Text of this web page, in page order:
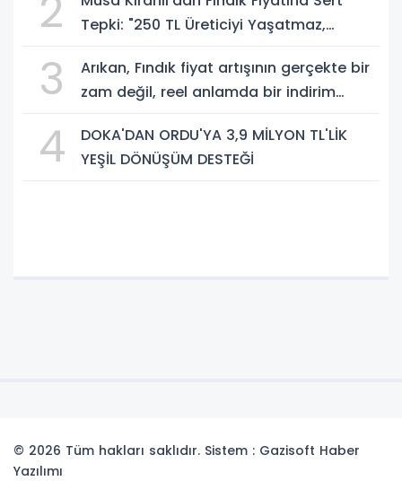
2
Tepki: "250 TL Üreticiyi Yaşatmaz,
3
Arıkan, Fındık fiyat artışının gerçekte bir
zam değil, reel anlamda bir indirim
4
DOKA'DAN ORDU'YA 3,9 MİLYON TL'LİK
YEŞİL DÖNÜŞÜM DESTEĞİ
© 2026 Tüm hakları saklıdır. Sistem : Gazisoft Haber
Yazılımı